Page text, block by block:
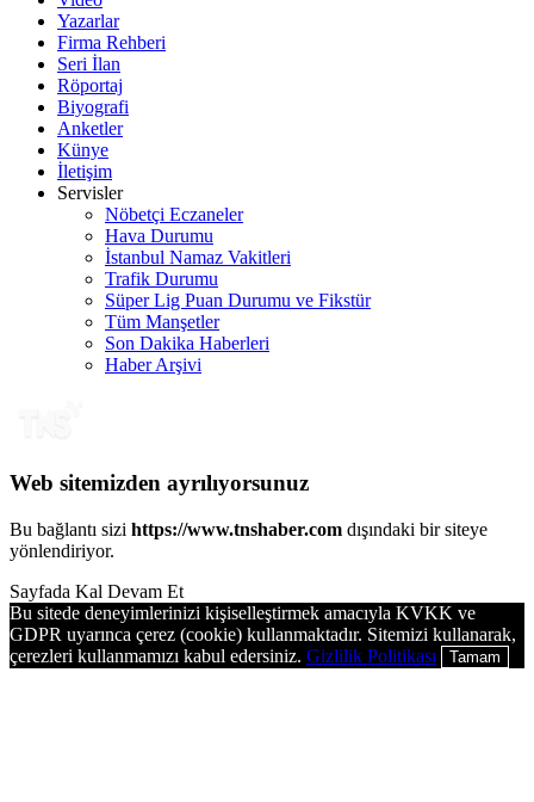
Yazarlar
Firma Rehberi
Seri İlan
Röportaj
Biyografi
Anketler
Künye
İletişim
Servisler
Nöbetçi Eczaneler
Hava Durumu
İstanbul Namaz Vakitleri
Trafik Durumu
Süper Lig Puan Durumu ve Fikstür
Tüm Manşetler
Son Dakika Haberleri
Haber Arşivi
Web sitemizden ayrılıyorsunuz
Bu bağlantı sizi https://www.tnshaber.com dışındaki bir siteye
yönlendiriyor.
Sayfada Kal Devam Et
Bu sitede deneyimlerinizi kişiselleştirmek amacıyla KVKK ve
GDPR uyarınca çerez (cookie) kullanmaktadır. Sitemizi kullanarak,
çerezleri kullanmamızı kabul edersiniz. Gizlilik Politikası Tamam